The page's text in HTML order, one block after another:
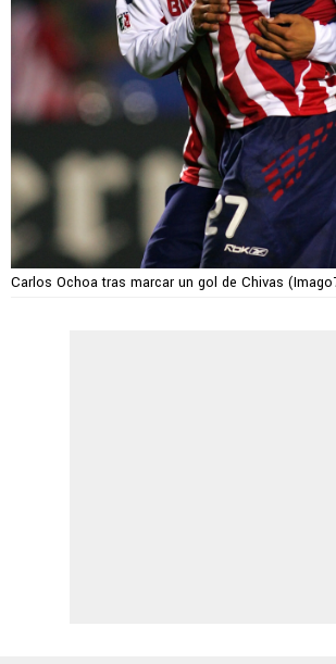
Carlos Ochoa tras marcar un gol de Chivas